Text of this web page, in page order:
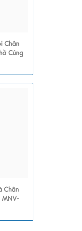
Chân
Cúng
Chân
MNV-